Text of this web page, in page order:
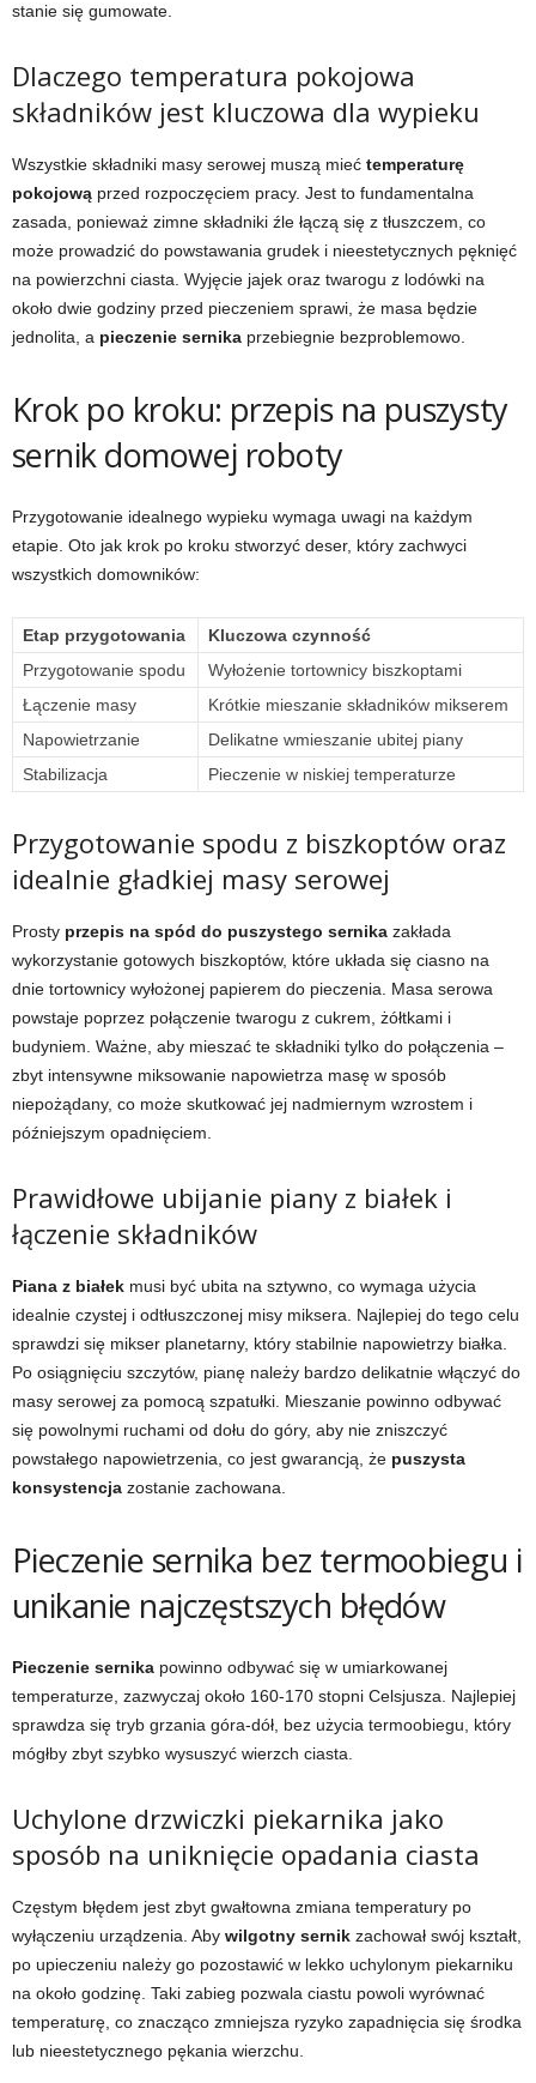
stanie się gumowate.
Dlaczego temperatura pokojowa
składników jest kluczowa dla wypieku
Wszystkie składniki masy serowej muszą mieć temperaturę
pokojową przed rozpoczęciem pracy. Jest to fundamentalna
zasada, ponieważ zimne składniki źle łączą się z tłuszczem, co
może prowadzić do powstawania grudek i nieestetycznych pęknięć
na powierzchni ciasta. Wyjęcie jajek oraz twarogu z lodówki na
około dwie godziny przed pieczeniem sprawi, że masa będzie
jednolita, a pieczenie sernika przebiegnie bezproblemowo.
Krok po kroku: przepis na puszysty
sernik domowej roboty
Przygotowanie idealnego wypieku wymaga uwagi na każdym
etapie. Oto jak krok po kroku stworzyć deser, który zachwyci
wszystkich domowników:
Etap przygotowania
Kluczowa czynność
Przygotowanie spodu
Wyłożenie tortownicy biszkoptami
Łączenie masy
Krótkie mieszanie składników mikserem
Napowietrzanie
Delikatne wmieszanie ubitej piany
Stabilizacja
Pieczenie w niskiej temperaturze
Przygotowanie spodu z biszkoptów oraz
idealnie gładkiej masy serowej
Prosty przepis na spód do puszystego sernika zakłada
wykorzystanie gotowych biszkoptów, które układa się ciasno na
dnie tortownicy wyłożonej papierem do pieczenia. Masa serowa
powstaje poprzez połączenie twarogu z cukrem, żółtkami i
budyniem. Ważne, aby mieszać te składniki tylko do połączenia –
zbyt intensywne miksowanie napowietrza masę w sposób
niepożądany, co może skutkować jej nadmiernym wzrostem i
późniejszym opadnięciem.
Prawidłowe ubijanie piany z białek i
łączenie składników
Piana z białek musi być ubita na sztywno, co wymaga użycia
idealnie czystej i odtłuszczonej misy miksera. Najlepiej do tego celu
sprawdzi się mikser planetarny, który stabilnie napowietrzy białka.
Po osiągnięciu szczytów, pianę należy bardzo delikatnie włączyć do
masy serowej za pomocą szpatułki. Mieszanie powinno odbywać
się powolnymi ruchami od dołu do góry, aby nie zniszczyć
powstałego napowietrzenia, co jest gwarancją, że puszysta
konsystencja zostanie zachowana.
Pieczenie sernika bez termoobiegu i
unikanie najczęstszych błędów
Pieczenie sernika powinno odbywać się w umiarkowanej
temperaturze, zazwyczaj około 160-170 stopni Celsjusza. Najlepiej
sprawdza się tryb grzania góra-dół, bez użycia termoobiegu, który
mógłby zbyt szybko wysuszyć wierzch ciasta.
Uchylone drzwiczki piekarnika jako
sposób na uniknięcie opadania ciasta
Częstym błędem jest zbyt gwałtowna zmiana temperatury po
wyłączeniu urządzenia. Aby wilgotny sernik zachował swój kształt,
po upieczeniu należy go pozostawić w lekko uchylonym piekarniku
na około godzinę. Taki zabieg pozwala ciastu powoli wyrównać
temperaturę, co znacząco zmniejsza ryzyko zapadnięcia się środka
lub nieestetycznego pękania wierzchu.